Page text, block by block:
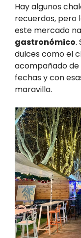
Hay algunos
recuerdos, pero
este mercado
gastronómico.
dulces como el
acompañado de
fechas y con
maravilla.